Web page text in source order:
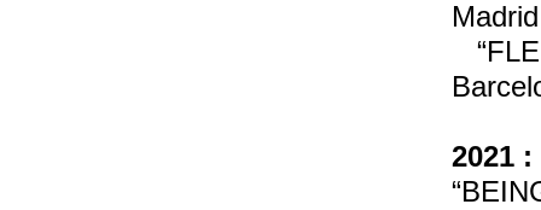
2021 :